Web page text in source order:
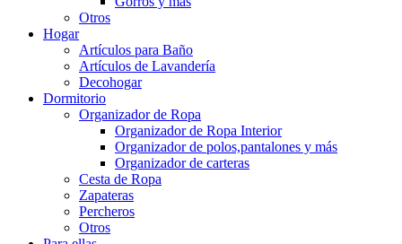
Otros
Hogar
Artículos para Baño
Artículos de Lavandería
Decohogar
Dormitorio
Organizador de Ropa
Organizador de Ropa Interior
Organizador de polos,pantalones y más
Organizador de carteras
Cesta de Ropa
Zapateras
Percheros
Otros